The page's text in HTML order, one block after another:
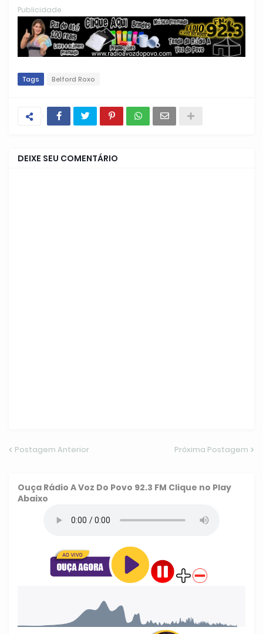
Publicidade
Tags Belford Roxo
DEIXE SEU COMENTÁRIO
Postagem Anterior Próxima Postagem
Ouça Rádio A Voz Do Povo 92.3 FM Clique no Play
Abaixo